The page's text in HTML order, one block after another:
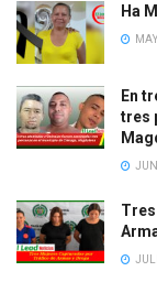
Ha
En
tres